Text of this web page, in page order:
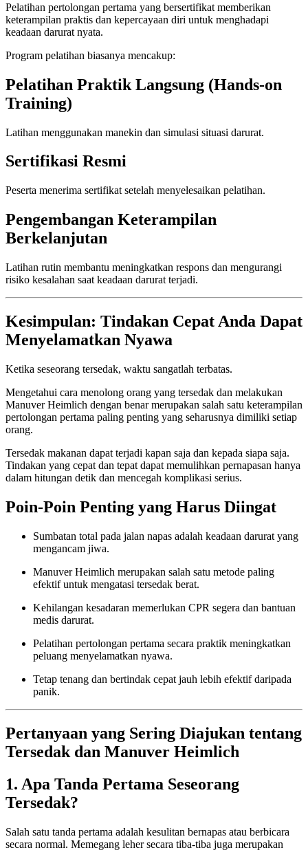
Pelatihan pertolongan pertama yang bersertifikat memberikan
keterampilan praktis dan kepercayaan diri untuk menghadapi
keadaan darurat nyata.
Program pelatihan biasanya mencakup:
Pelatihan Praktik Langsung (Hands-on
Training)
Latihan menggunakan manekin dan simulasi situasi darurat.
Sertifikasi Resmi
Peserta menerima sertifikat setelah menyelesaikan pelatihan.
Pengembangan Keterampilan
Berkelanjutan
Latihan rutin membantu meningkatkan respons dan mengurangi
risiko kesalahan saat keadaan darurat terjadi.
Kesimpulan: Tindakan Cepat Anda Dapat
Menyelamatkan Nyawa
Ketika seseorang tersedak, waktu sangatlah terbatas.
Mengetahui cara menolong orang yang tersedak dan melakukan
Manuver Heimlich dengan benar merupakan salah satu keterampilan
pertolongan pertama paling penting yang seharusnya dimiliki setiap
orang.
Tersedak makanan dapat terjadi kapan saja dan kepada siapa saja.
Tindakan yang cepat dan tepat dapat memulihkan pernapasan hanya
dalam hitungan detik dan mencegah komplikasi serius.
Poin-Poin Penting yang Harus Diingat
Sumbatan total pada jalan napas adalah keadaan darurat yang
mengancam jiwa.
Manuver Heimlich merupakan salah satu metode paling
efektif untuk mengatasi tersedak berat.
Kehilangan kesadaran memerlukan CPR segera dan bantuan
medis darurat.
Pelatihan pertolongan pertama secara praktik meningkatkan
peluang menyelamatkan nyawa.
Tetap tenang dan bertindak cepat jauh lebih efektif daripada
panik.
Pertanyaan yang Sering Diajukan tentang
Tersedak dan Manuver Heimlich
1. Apa Tanda Pertama Seseorang
Tersedak?
Salah satu tanda pertama adalah kesulitan bernapas atau berbicara
secara normal. Memegang leher secara tiba-tiba juga merupakan